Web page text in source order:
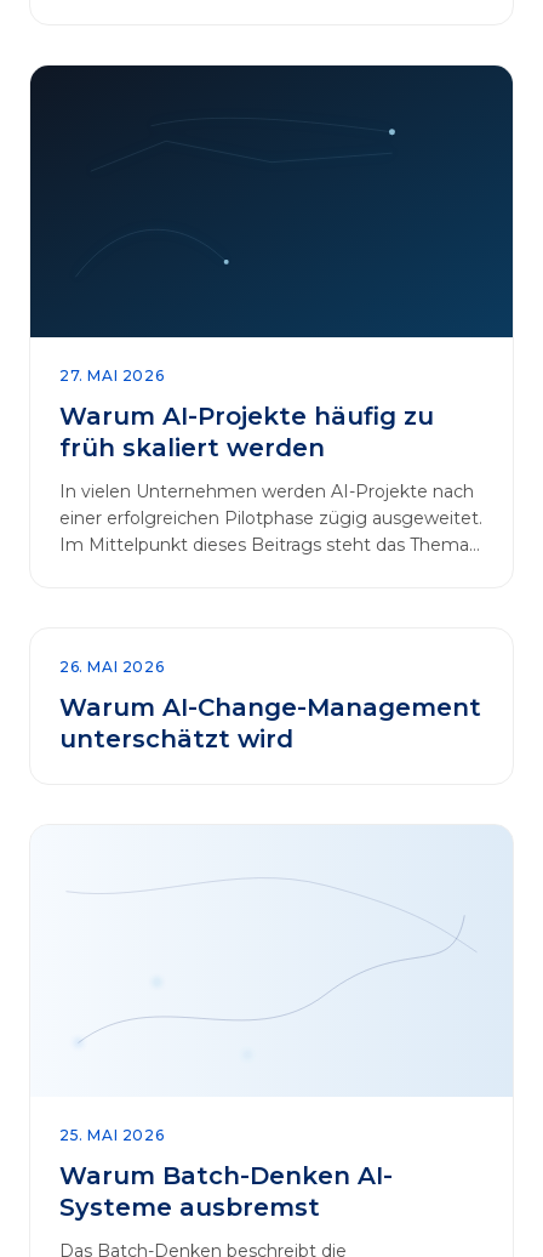
27. MAI 2026
Warum AI-Projekte häufig zu
früh skaliert werden
In vielen Unternehmen werden AI-Projekte nach
einer erfolgreichen Pilotphase zügig ausgeweitet.
Im Mittelpunkt dieses Beitrags steht das Thema
26. MAI 2026
Warum AI-Change-Management
unterschätzt wird
25. MAI 2026
Warum Batch-Denken AI-
Systeme ausbremst
Das Batch-Denken beschreibt die